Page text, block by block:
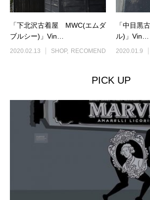
「下北沢古着屋 MWC(エムダ
ブルシー)」Vin…
2020.02.13 SHOP RECOMEND
「中目黒
ル)」Vin…
2020.01.9
PICK UP